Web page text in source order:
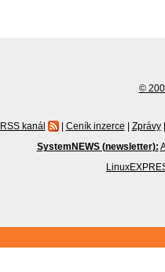
©
RSS kanál | Ceník inzerce | Zprávy |
SystemNEWS (newsletter):